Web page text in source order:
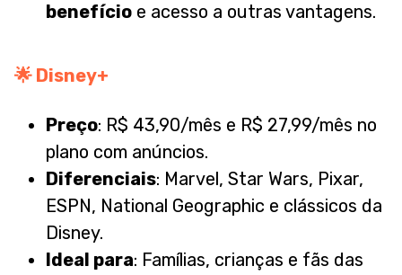
benefício e acesso a outras vantagens.
🌟 Disney+
Preço: R$ 43,90/mês e R$ 27,99/mês no
plano com anúncios.
Diferenciais: Marvel, Star Wars, Pixar,
ESPN, National Geographic e clássicos da
Disney.
Ideal para: Famílias, crianças e fãs das